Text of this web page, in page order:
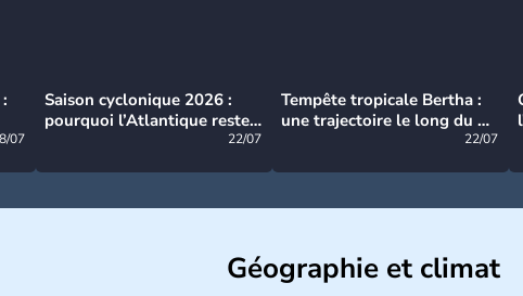
07
Saison cyclonique 2026 :
pourquoi l’Atlantique reste
22/07
Tempête tropicale Bertha :
une trajectoire le long du du
22/07
Géographie et climat